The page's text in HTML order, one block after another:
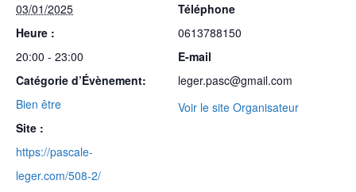
03/01/2025
Heure :
20:00 - 23:00
Catégorie d’Évènement:
Bien être
Site :
https://pascale-
leger.com/508-2/
Téléphone
0613788150
E-mail
leger.pasc@gmail.com
Voir le site Organisateur